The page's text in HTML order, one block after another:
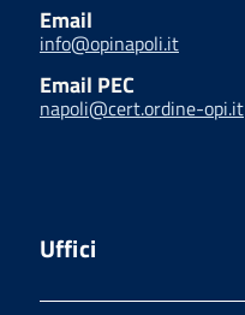
Email
info@opinapoli.it
Email PEC
napoli@cert.ordine-opi.it
Uffici